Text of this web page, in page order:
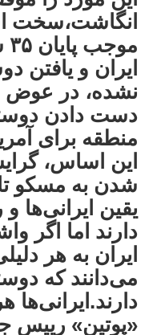
انگاشت،سخت
ایران و یافتن
نشده، در عوض
دست دادن
منطقه برای
این اساس،
شدن به مسکو
یقین ایرانی‌ها
دارند اما اگر
ایران به هر
می‌دانند که
دارند.ایرانی‌ها
«پوتین» رییس